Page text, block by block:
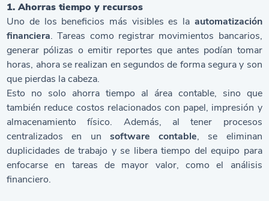
1. Ahorras tiempo y recursos
Uno de los beneficios más visibles es la automatización
financiera. Tareas como registrar movimientos bancarios,
generar pólizas o emitir reportes que antes podían tomar
horas, ahora se realizan en segundos de forma segura y son
que pierdas la cabeza.
Esto no solo ahorra tiempo al área contable, sino que
también reduce costos relacionados con papel, impresión y
almacenamiento físico. Además, al tener procesos
centralizados en un software contable, se eliminan
duplicidades de trabajo y se libera tiempo del equipo para
enfocarse en tareas de mayor valor, como el análisis
financiero.